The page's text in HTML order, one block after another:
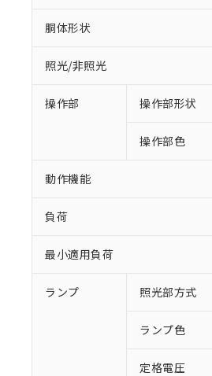
胴体形状
照光/非照光
操作部 操作部形状
操作部色
動作機能
負荷
最小適用負荷
ランプ 照光部方式
ランプ色
定格電圧